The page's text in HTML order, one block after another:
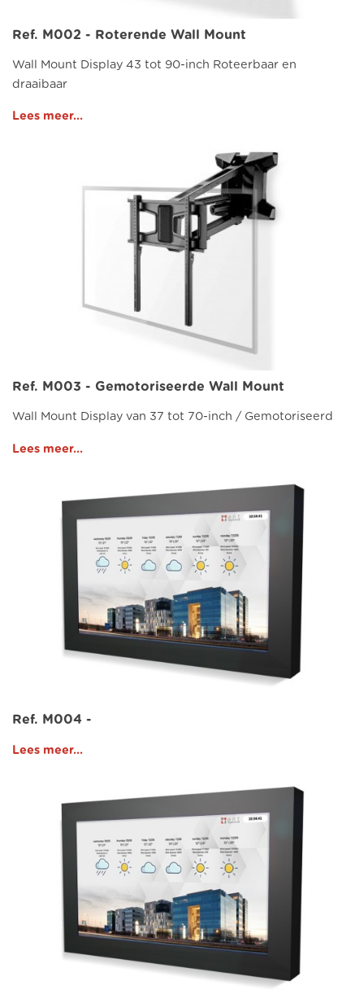
Ref. M002 - Roterende Wall Mount
Wall Mount Display 43 tot 90-inch Roteerbaar en
draaibaar
Lees meer...
Ref. M003 - Gemotoriseerde Wall Mount
Wall Mount Display van 37 tot 70-inch / Gemotoriseerd
Lees meer...
Ref. M004 -
Lees meer...